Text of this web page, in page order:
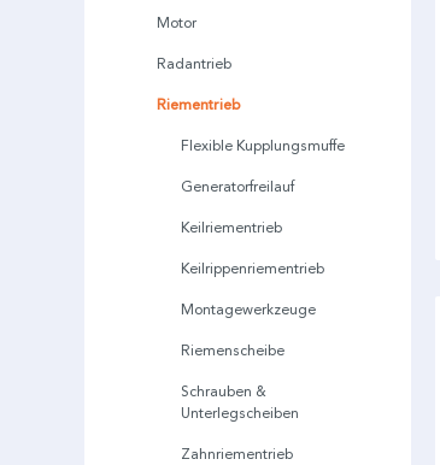
Motor
Radantrieb
Riementrieb
Flexible Kupplungsmuffe
Generatorfreilauf
Keilriementrieb
Keilrippenriementrieb
Montagewerkzeuge
Riemenscheibe
Schrauben &
Unterlegscheiben
Zahnriementrieb